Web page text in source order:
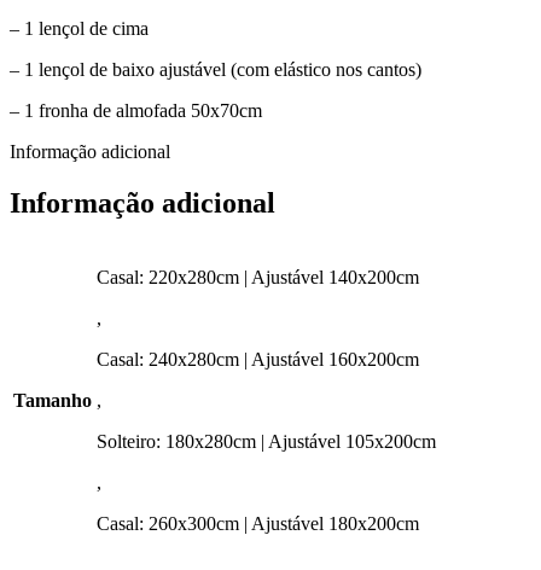
– 1 lençol de cima
– 1 lençol de baixo ajustável (com elástico nos cantos)
– 1 fronha de almofada 50x70cm
Informação adicional
Informação adicional
Tamanho
Casal: 220x280cm | Ajustável 140x200cm
,
Casal: 240x280cm | Ajustável 160x200cm
,
Solteiro: 180x280cm | Ajustável 105x200cm
,
Casal: 260x300cm | Ajustável 180x200cm